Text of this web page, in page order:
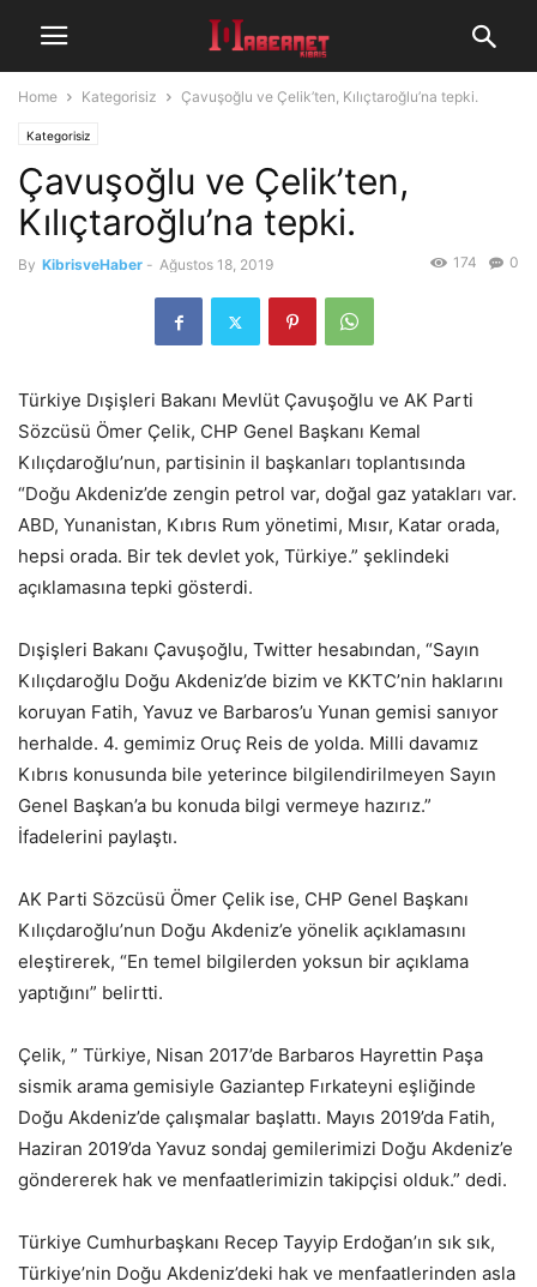
Home Kategorisiz Çavuşoğlu ve Çelik’ten, Kılıçtaroğlu’na tepki.
Kategorisiz
Çavuşoğlu ve Çelik’ten,
Kılıçtaroğlu’na tepki.
By KibrisveHaber - Ağustos 18, 2019 0
174
Türkiye Dışişleri Bakanı Mevlüt Çavuşoğlu ve AK Parti
Sözcüsü Ömer Çelik, CHP Genel Başkanı Kemal
Kılıçdaroğlu’nun, partisinin il başkanları toplantısında
“Doğu Akdeniz’de zengin petrol var, doğal gaz yatakları var.
ABD, Yunanistan, Kıbrıs Rum yönetimi, Mısır, Katar orada,
hepsi orada. Bir tek devlet yok, Türkiye.” şeklindeki
açıklamasına tepki gösterdi.
Dışişleri Bakanı Çavuşoğlu, Twitter hesabından, “Sayın
Kılıçdaroğlu Doğu Akdeniz’de bizim ve KKTC’nin haklarını
koruyan Fatih, Yavuz ve Barbaros’u Yunan gemisi sanıyor
herhalde. 4. gemimiz Oruç Reis de yolda. Milli davamız
Kıbrıs konusunda bile yeterince bilgilendirilmeyen Sayın
Genel Başkan’a bu konuda bilgi vermeye hazırız.”
İfadelerini paylaştı.
AK Parti Sözcüsü Ömer Çelik ise, CHP Genel Başkanı
Kılıçdaroğlu’nun Doğu Akdeniz’e yönelik açıklamasını
eleştirerek, “En temel bilgilerden yoksun bir açıklama
yaptığını” belirtti.
Çelik, ” Türkiye, Nisan 2017’de Barbaros Hayrettin Paşa
sismik arama gemisiyle Gaziantep Fırkateyni eşliğinde
Doğu Akdeniz’de çalışmalar başlattı. Mayıs 2019’da Fatih,
Haziran 2019’da Yavuz sondaj gemilerimizi Doğu Akdeniz’e
göndererek hak ve menfaatlerimizin takipçisi olduk.” dedi.
Türkiye Cumhurbaşkanı Recep Tayyip Erdoğan’ın sık sık,
Türkiye’nin Doğu Akdeniz’deki hak ve menfaatlerinden asla